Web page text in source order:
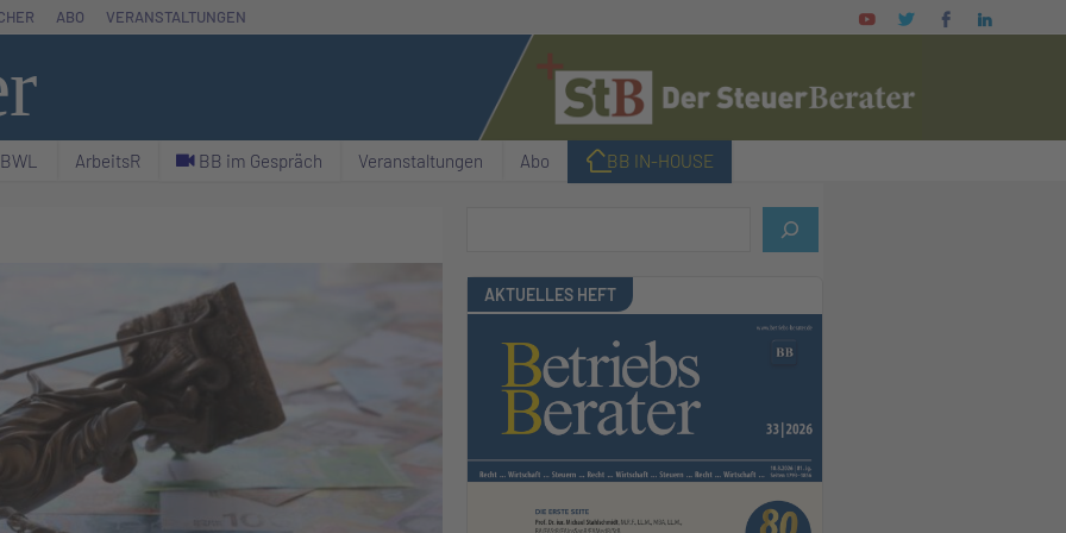
ABO VERANSTALTUNGEN
ArbeitsR C BB im Gespräch Veranstaltungen Abo I BB IN-HOUSE
AKTUELLES HEFT